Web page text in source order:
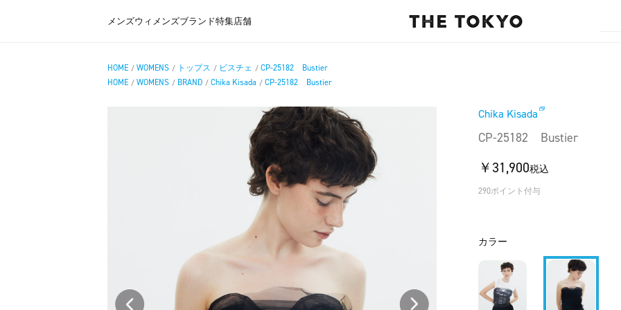
メンズウィメンズブランド特集店舗
HOME / WOMENS / トップス / ビスチェ / CP-25182 Bustier
HOME / WOMENS / BRAND / Chika Kisada / CP-25182 Bustier
Chika Kisada
CP-25182 Bustier
￥31,900税込
290ポイント付与
カラー